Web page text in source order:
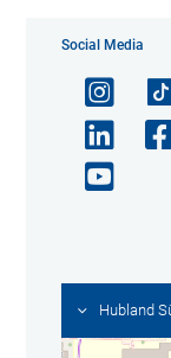
Social Media
Hubland